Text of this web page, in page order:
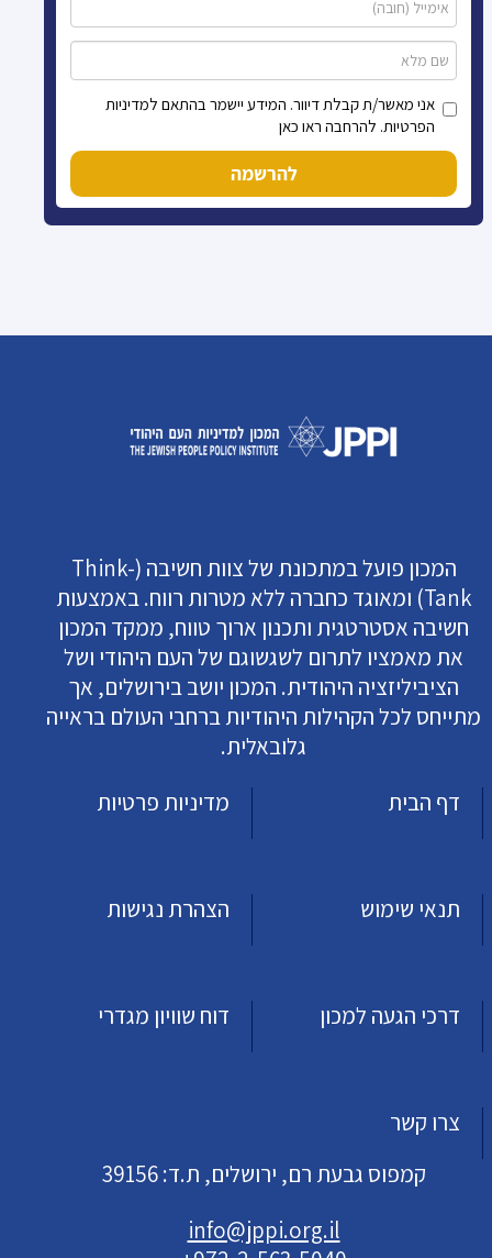
אני מאשר/ת קבלת דיוור. המידע יישמר בהתאם למדיניות
הפרטיות. להרחבה ראו כאן
להרשמה
המכון פועל במתכונת של צוות חשיבה (Think-
Tank) ומאוגד כחברה ללא מטרות רווח. באמצעות
חשיבה אסטרטגית ותכנון ארוך טווח, ממקד המכון
את מאמציו לתרום לשגשוגם של העם היהודי ושל
הציביליזציה היהודית. המכון יושב בירושלים, אך
מתייחס לכל הקהילות היהודיות ברחבי העולם בראייה
גלובאלית.
דף הבית
מדיניות פרטיות
תנאי שימוש הצהרת נגישות
דרכי הגעה למכון דוח שוויון מגדרי
צרו קשר
קמפוס גבעת רם, ירושלים, ת.ד: 39156
info@jppi.org.il